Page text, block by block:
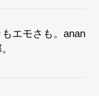
エモさも。anan